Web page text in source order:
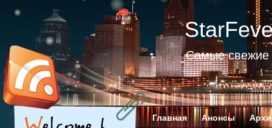
Самые свежие
Главная Анонсы